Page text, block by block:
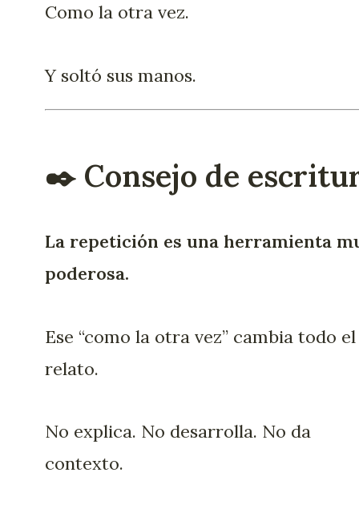
Como la otra vez.
Y soltó sus manos.
✒️ Consejo de
La repetición es una herramienta
poderosa.
Ese “como la otra vez” cambia todo el
relato.
No explica. No desarrolla. No da
contexto.